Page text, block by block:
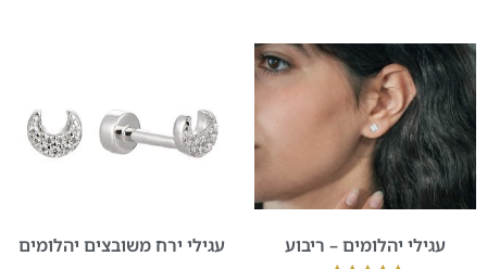
עגילי יהלומים – ריבוע עגילי ירח משובצים יהלומים